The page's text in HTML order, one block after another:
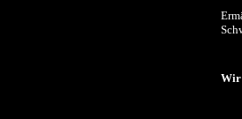
Wir